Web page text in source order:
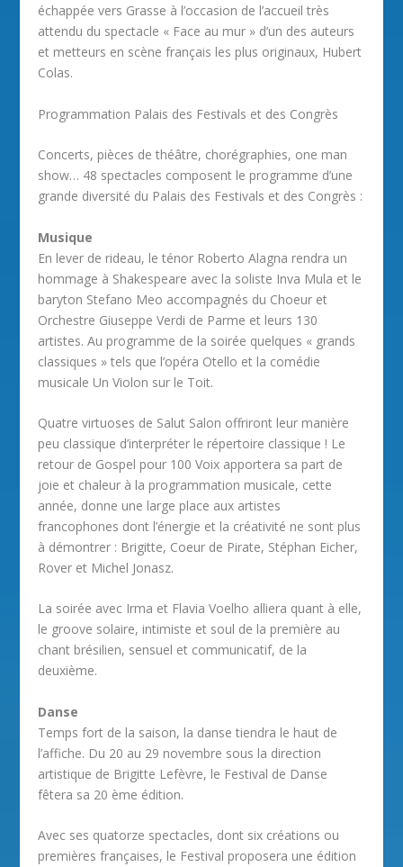
échappée vers Grasse à l’occasion de l’accueil très
attendu du spectacle « Face au mur » d’un des auteurs
et metteurs en scène français les plus originaux, Hubert
Colas.
Programmation Palais des Festivals et des Congrès
Concerts, pièces de théâtre, chorégraphies, one man
show… 48 spectacles composent le programme d’une
grande diversité du Palais des Festivals et des Congrès :
Musique
En lever de rideau, le ténor Roberto Alagna rendra un
hommage à Shakespeare avec la soliste Inva Mula et le
baryton Stefano Meo accompagnés du Choeur et
Orchestre Giuseppe Verdi de Parme et leurs 130
artistes. Au programme de la soirée quelques « grands
classiques » tels que l’opéra Otello et la comédie
musicale Un Violon sur le Toit.
Quatre virtuoses de Salut Salon offriront leur manière
peu classique d’interpréter le répertoire classique ! Le
retour de Gospel pour 100 Voix apportera sa part de
joie et chaleur à la programmation musicale, cette
année, donne une large place aux artistes
francophones dont l’énergie et la créativité ne sont plus
à démontrer : Brigitte, Coeur de Pirate, Stéphan Eicher,
Rover et Michel Jonasz.
La soirée avec Irma et Flavia Voelho alliera quant à elle,
le groove solaire, intimiste et soul de la première au
chant brésilien, sensuel et communicatif, de la
deuxième.
Danse
Temps fort de la saison, la danse tiendra le haut de
l’affiche. Du 20 au 29 novembre sous la direction
artistique de Brigitte Lefèvre, le Festival de Danse
fêtera sa 20 ème édition.
Avec ses quatorze spectacles, dont six créations ou
premières françaises, le Festival proposera une édition